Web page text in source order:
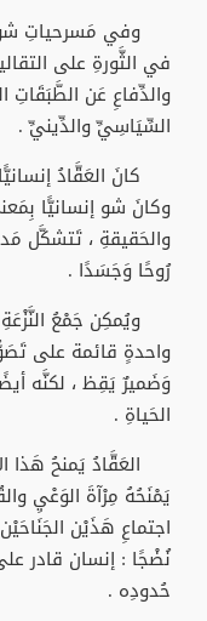
وفي مَسرحياتِ شو
في الثَّورةِ على
والدِّفاعِ عَن
السِّيَاسِيِّ والدِّينيِّ .
كانَ العَقَّادُ
وكانَ شو إنسانيًّا
والحَقيقةِ ، تَتشكَّل
رُوحًا وَجَسَدًا .
ويُمكِن جَمْعُ
واحدةٍ قائمة على
وَضَميرٌ يَقِظ ، لكنَّه
الحَياةِ .
العَقَّادُ يَمنحُ هَذا
يَمْنَحُهُ مِرْآةَ الوَعْيِ
اجتماعِ هَذَيْن
نُضْجًا : إنسان قادر
حُدودِه .